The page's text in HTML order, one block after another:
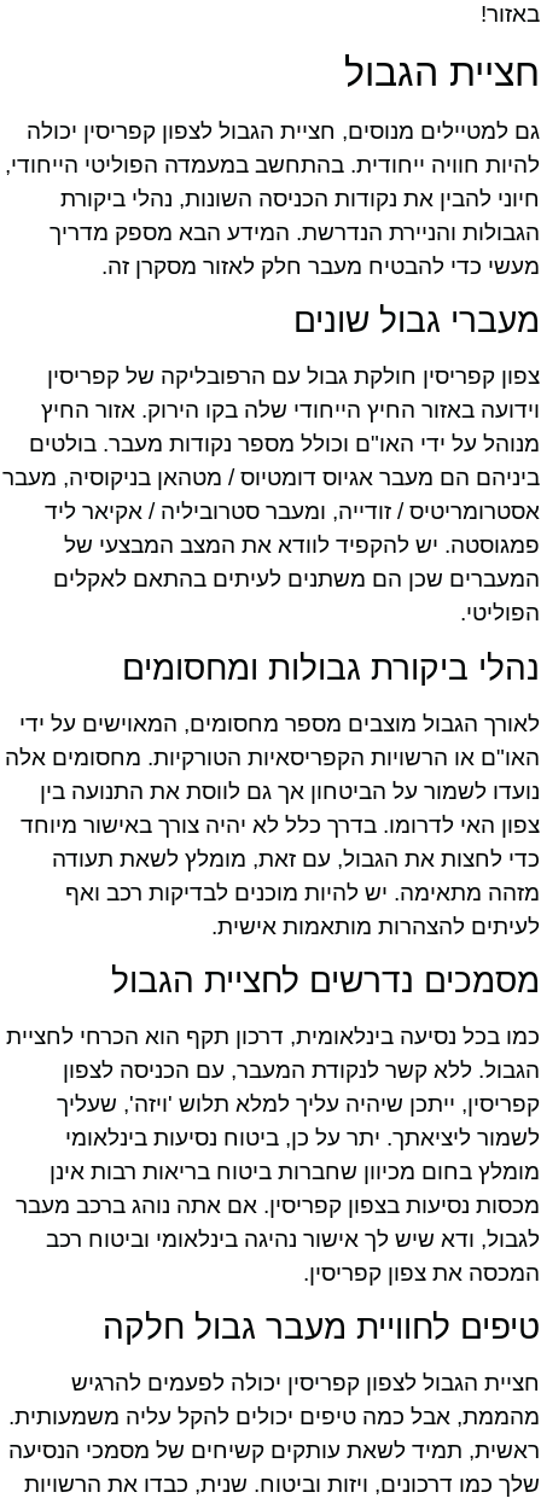
באזור!
חציית הגבול
גם למטיילים מנוסים, חציית הגבול לצפון קפריסין יכולה
להיות חוויה ייחודית. בהתחשב במעמדה הפוליטי הייחודי,
חיוני להבין את נקודות הכניסה השונות, נהלי ביקורת
הגבולות והניירת הנדרשת. המידע הבא מספק מדריך
מעשי כדי להבטיח מעבר חלק לאזור מסקרן זה.
מעברי גבול שונים
צפון קפריסין חולקת גבול עם הרפובליקה של קפריסין
וידועה באזור החיץ הייחודי שלה בקו הירוק. אזור החיץ
מנוהל על ידי האו"ם וכולל מספר נקודות מעבר. בולטים
ביניהם הם מעבר אגיוס דומטיוס / מטהאן בניקוסיה, מעבר
אסטרומריטיס / זודייה, ומעבר סטרוביליה / אקיאר ליד
פמגוסטה. יש להקפיד לוודא את המצב המבצעי של
המעברים שכן הם משתנים לעיתים בהתאם לאקלים
הפוליטי.
נהלי ביקורת גבולות ומחסומים
לאורך הגבול מוצבים מספר מחסומים, המאוישים על ידי
האו"ם או הרשויות הקפריסאיות הטורקיות. מחסומים אלה
נועדו לשמור על הביטחון אך גם לווסת את התנועה בין
צפון האי לדרומו. בדרך כלל לא יהיה צורך באישור מיוחד
כדי לחצות את הגבול, עם זאת, מומלץ לשאת תעודה
מזהה מתאימה. יש להיות מוכנים לבדיקות רכב ואף
לעיתים להצהרות מותאמות אישית.
מסמכים נדרשים לחציית הגבול
כמו בכל נסיעה בינלאומית, דרכון תקף הוא הכרחי לחציית
הגבול. ללא קשר לנקודת המעבר, עם הכניסה לצפון
קפריסין, ייתכן שיהיה עליך למלא תלוש 'ויזה', שעליך
לשמור ליציאתך. יתר על כן, ביטוח נסיעות בינלאומי
מומלץ בחום מכיוון שחברות ביטוח בריאות רבות אינן
מכסות נסיעות בצפון קפריסין. אם אתה נוהג ברכב מעבר
לגבול, ודא שיש לך אישור נהיגה בינלאומי וביטוח רכב
המכסה את צפון קפריסין.
טיפים לחוויית מעבר גבול חלקה
חציית הגבול לצפון קפריסין יכולה לפעמים להרגיש
מהממת, אבל כמה טיפים יכולים להקל עליה משמעותית.
ראשית, תמיד לשאת עותקים קשיחים של מסמכי הנסיעה
שלך כמו דרכונים, ויזות וביטוח. שנית, כבדו את הרשויות